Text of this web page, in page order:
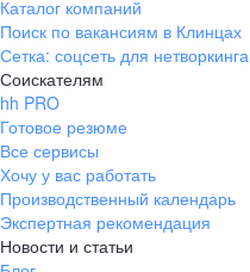
Каталог компаний
Поиск по вакансиям в Клинцах
Сетка: соцсеть для нетворкинга
Соискателям
hh PRO
Готовое резюме
Все сервисы
Хочу у вас работать
Производственный календарь
Экспертная рекомендация
Новости и статьи